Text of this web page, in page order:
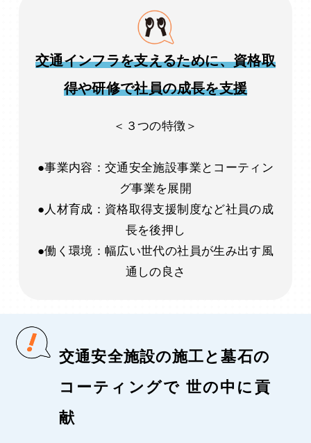
交通インフラを支えるために、資格取
得や研修で社員の成長を支援
＜３つの特徴＞
●事業内容：交通安全施設事業とコーティン
グ事業を展開
●人材育成：資格取得支援制度など社員の成
長を後押し
●働く環境：幅広い世代の社員が生み出す風
通しの良さ
交通安全施設の施工と墓石の
コーティングで 世の中に貢
献